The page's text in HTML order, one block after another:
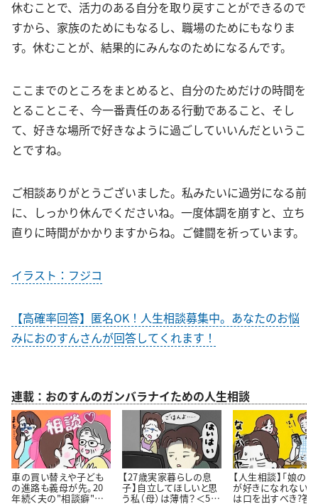
休むことで、活力のある自分を取り戻すことができるので
すから、家族のためにもなるし、職場のためにもなりま
す。休むことが、結果的にみんなのためになるんです。
ここまでのところをまとめると、自分のためだけの時間を
とることこそ、今一番責任のある行動であること、そし
て、好きな場所で好きなように過ごしていいんだというこ
とですね。
ご相談ありがとうございました。私みたいに過労になる前
に、しっかり休んでくださいね。一度体調を崩すと、立ち
直りに時間がかかりますからね。ご健闘を祈っています。
イラスト：フジコ
【高確率回答】匿名OK！人生相談募集中。あなたのお悩
みにおのすんさんが回答してくれます！
連載：おのすんのガンバラナイための人生相談
車の買い替えや子ども
の進路も義母が先。20
年続く夫の"相談癖"に
【27歳実家暮らしの息
子】自立してほしいと思
う私（母）は薄情？＜50
【人生相談】「娘の
が好きになれない…
は口を出すべき?答